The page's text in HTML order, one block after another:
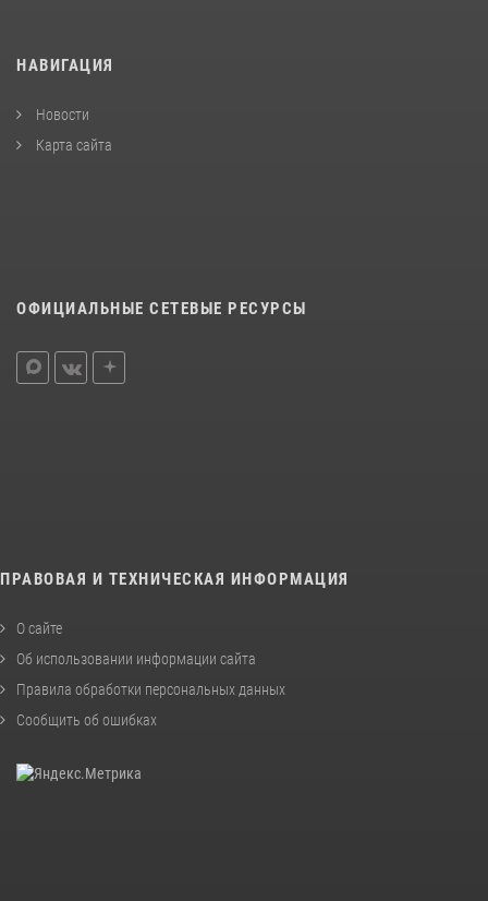
НАВИГАЦИЯ
Новости
Карта сайта
ОФИЦИАЛЬНЫЕ СЕТЕВЫЕ РЕСУРСЫ
ПРАВОВАЯ И ТЕХНИЧЕСКАЯ ИНФОРМАЦИЯ
О сайте
Об использовании информации сайта
Правила обработки персональных данных
Сообщить об ошибках